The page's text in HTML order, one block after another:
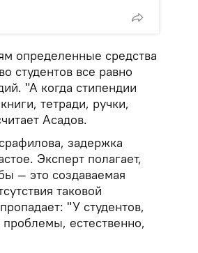
определенные средства
студентов все равно
"А когда стипендии
тетради, ручки,
Асадов.
задержка
Эксперт полагает,
— это создаваемая
таковой
"У студентов,
естественно,